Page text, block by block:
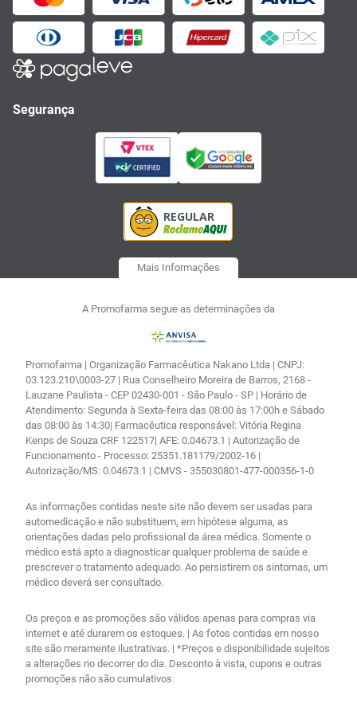
Segurança
Mais Informações
A Promofarma segue as determinações da
Promofarma | Organização Farmacêutica Nakano Ltda | CNPJ:
03.123.210\0003-27 | Rua Conselheiro Moreira de Barros, 2168 -
Lauzane Paulista - CEP 02430-001 - São Paulo - SP | Horário de
Atendimento: Segunda à Sexta-feira das 08:00 às 17:00h e Sábado
das 08:00 às 14:30| Farmacêutica responsável: Vitória Regina
Kenps de Souza CRF 122517| AFE: 0.04673.1 | Autorização de
Funcionamento - Processo: 25351.181179/2002-16 |
Autorização/MS: 0.04673.1 | CMVS - 355030801-477-000356-1-0
As informações contidas neste site não devem ser usadas para
automedicação e não substituem, em hipótese alguma, as
orientações dadas pelo profissional da área médica. Somente o
médico está apto a diagnosticar qualquer problema de saúde e
prescrever o tratamento adequado. Ao persistirem os sintomas, um
médico deverá ser consultado.
Os preços e as promoções são válidos apenas para compras via
internet e até durarem os estoques. | As fotos contidas em nosso
site são meramente ilustrativas. | *Preços e disponibilidade sujeitos
a alterações no decorrer do dia. Desconto à vista, cupons e outras
promoções não são cumulativos.